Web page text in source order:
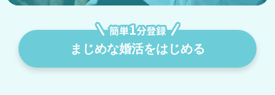
まじめな婚活をはじめる